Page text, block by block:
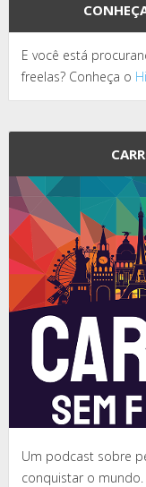
E você está
freelas? Conheça o
Um podcast sobre
conquistar o